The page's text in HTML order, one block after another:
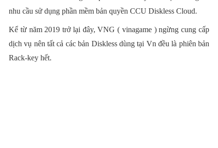
nhu cầu sử dụng phần mềm bản quyền CCU Diskless Cloud.
Kể từ năm 2019 trở lại đây, VNG ( vinagame ) ngừng cung cấp
dịch vụ nên tất cả các bản Diskless dùng tại Vn đều là phiên bản
Rack-key hết.